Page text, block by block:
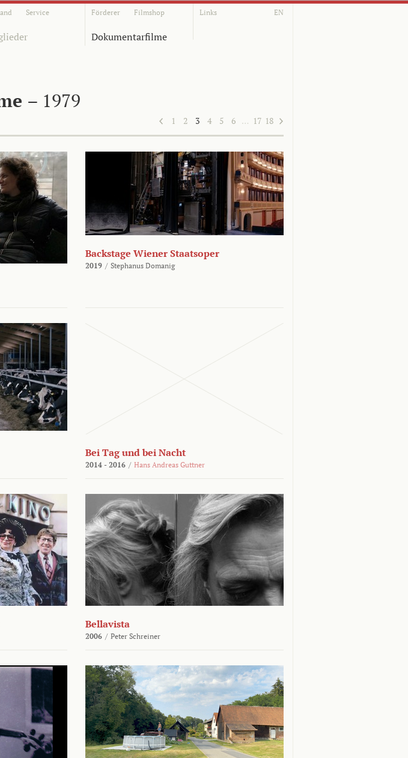
Service Förderer Filmshop Links EN
Dokumentarfilme
– 1979
1 2 3 4 5 6 … 17 18
Backstage Wiener Staatsoper
2019 / Stephanus Domanig
Bei Tag und bei Nacht
2014 - 2016 / Hans Andreas Guttner
Bellavista
2006 / Peter Schreiner